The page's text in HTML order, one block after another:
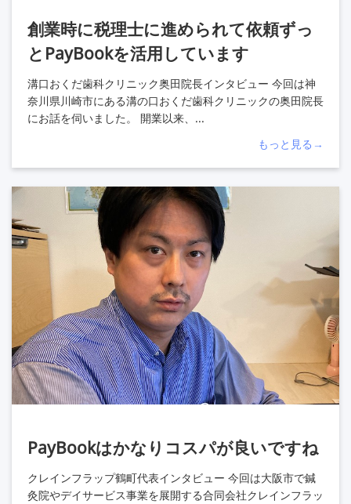
創業時に税理士に進められて依頼ずっ
とPayBookを活用しています
溝口おくだ歯科クリニック奥田院長インタビュー 今回は神
奈川県川崎市にある溝の口おくだ歯科クリニックの奥田院長
にお話を伺いました。 開業以来、...
もっと見る→
PayBookはかなりコスパが良いですね
クレインフラップ鶴町代表インタビュー 今回は大阪市で鍼
灸院やデイサービス事業を展開する合同会社クレインフラッ